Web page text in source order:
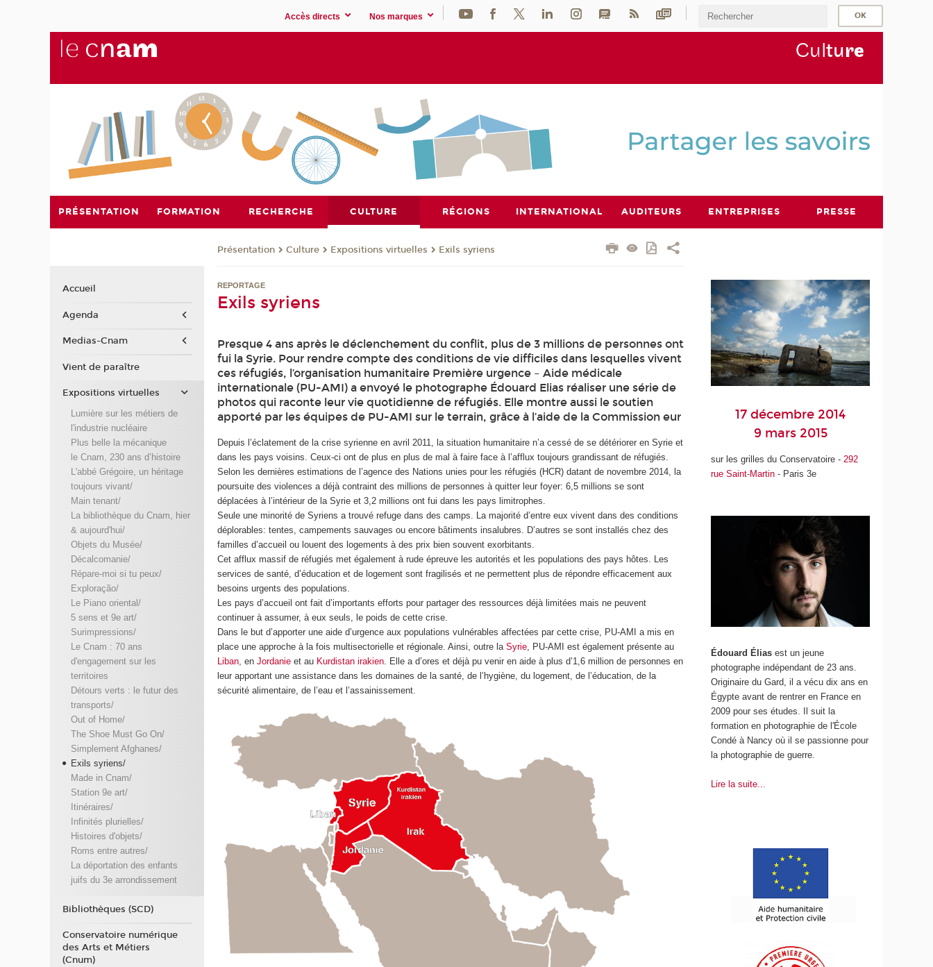
Accès directs Nos marques
Culture
PRÉSENTATION FORMATION RECHERCHE CULTURE RÉGIONS INTERNATIONAL AUDITEURS ENTREPRISES PRESSE
Présentation Culture Expositions virtuelles Exils syriens
REPORTAGE
Exils syriens
Presque 4 ans après le déclenchement du conflit, plus de 3 millions de personnes ont
fui la Syrie. Pour rendre compte des conditions de vie difficiles dans lesquelles vivent
ces réfugiés, l’organisation humanitaire Première urgence – Aide médicale
internationale (PU-AMI) a envoyé le photographe Édouard Elias réaliser une série de
photos qui raconte leur vie quotidienne de réfugiés. Elle montre aussi le soutien
apporté par les équipes de PU-AMI sur le terrain, grâce à l’aide de la Commission eur
Depuis l’éclatement de la crise syrienne en avril 2011, la situation humanitaire n’a cessé de se détériorer en Syrie et
dans les pays voisins. Ceux-ci ont de plus en plus de mal à faire face à l’afflux toujours grandissant de réfugiés.
Selon les dernières estimations de l’agence des Nations unies pour les réfugiés (HCR) datant de novembre 2014, la
poursuite des violences a déjà contraint des millions de personnes à quitter leur foyer: 6,5 millions se sont
déplacées à l’intérieur de la Syrie et 3,2 millions ont fui dans les pays limitrophes.
Seule une minorité de Syriens a trouvé refuge dans des camps. La majorité d’entre eux vivent dans des conditions
déplorables: tentes, campements sauvages ou encore bâtiments insalubres. D’autres se sont installés chez des
familles d’accueil ou louent des logements à des prix bien souvent exorbitants.
Cet afflux massif de réfugiés met également à rude épreuve les autorités et les populations des pays hôtes. Les
services de santé, d’éducation et de logement sont fragilisés et ne permettent plus de répondre efficacement aux
besoins urgents des populations.
Les pays d’accueil ont fait d’importants efforts pour partager des ressources déjà limitées mais ne peuvent
continuer à assumer, à eux seuls, le poids de cette crise.
Dans le but d’apporter une aide d’urgence aux populations vulnérables affectées par cette crise, PU-AMI a mis en
place une approche à la fois multisectorielle et régionale. Ainsi, outre laSyrie , PU-AMI est également présente au
Liban , enJordanie et au Kurdistan irakien . Elle a d’ores et déjà pu venir en aide à plus d’1,6 million de personnes en
leur apportant une assistance dans les domaines de la santé, de l’hygiène, du logement, de l’éducation, de la
sécurité alimentaire, de l’eau et l’assainissement.
17 décembre 2014
9 mars 2015
sur les grilles du Conservatoire - 292
rue Saint-Martin - Paris 3e
Édouard Élias est un jeune
photographe indépendant de 23 ans.
Originaire du Gard, il a vécu dix ans en
Égypte avant de rentrer en France en
2009 pour ses études. Il suit la
formation en photographie de l'École
Condé à Nancy où il se passionne pour
la photographie de guerre.
Lire la suite...
Accueil
Agenda
Medias-Cnam
Vient de paraître
Expositions virtuelles
Lumière sur les métiers de
l'industrie nucléaire
Plus belle la mécanique
le Cnam, 230 ans d’histoire
L'abbé Grégoire, un héritage
toujours vivant/
Main tenant/
La bibliothèque du Cnam, hier
& aujourd'hui/
Objets du Musée/
Décalcomanie/
Répare-moi si tu peux/
Exploração/
Le Piano oriental/
5 sens et 9e art/
Surimpressions/
Le Cnam : 70 ans
d'engagement sur les
territoires
Détours verts : le futur des
transports/
Out of Home/
The Shoe Must Go On/
Simplement Afghanes/
Exils syriens/
Made in Cnam/
Station 9e art/
Itinéraires/
Infinités plurielles/
Histoires d'objets/
Roms entre autres/
La déportation des enfants
juifs du 3e arrondissement
Bibliothèques (SCD)
Conservatoire numérique
des Arts et Métiers
(Cnum)